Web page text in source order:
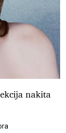
nakita